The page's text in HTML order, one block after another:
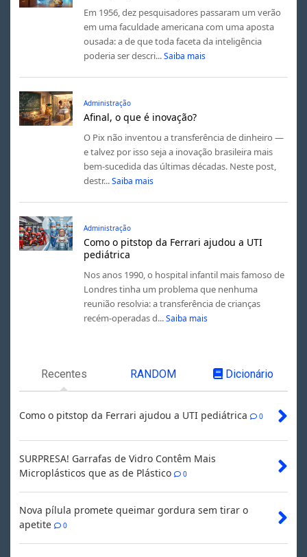
Em 1956, dez pesquisadores passaram um verão
em uma faculdade americana com uma aposta
ousada: a de que toda faceta da inteligência
poderia ser descri... Saiba mais
Administração
Afinal, o que é inovação?
O Pix não inventou a transferência de dinheiro —
e talvez por isso seja a inovação brasileira mais
bem-sucedida das últimas décadas. Neste post,
destr... Saiba mais
Administração
Como o pitstop da Ferrari ajudou a UTI
pediátrica
Nos anos 1990, o hospital infantil mais famoso de
Londres tinha um problema que nenhuma
reunião resolvia: a transferência de crianças
recém-operadas d... Saiba mais
Recentes RANDOM Dicionário
Como o pitstop da Ferrari ajudou a UTI pediátrica 0
SURPRESA! Garrafas de Vidro Contêm Mais
Microplásticos que as de Plástico
0
Nova pílula promete queimar gordura sem tirar o
apetite
0